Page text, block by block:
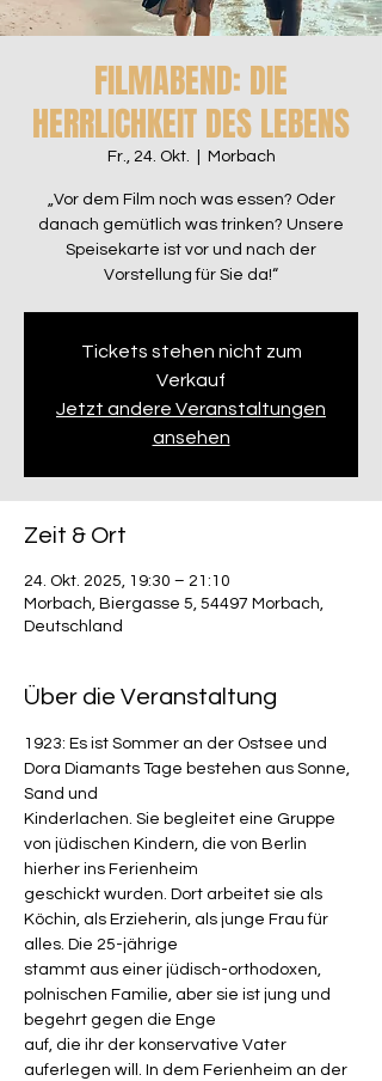
FILMABEND: DIE
HERRLICHKEIT DES LEBENS
Fr., 24. Okt. Morbach
„Vor dem Film noch was essen? Oder
danach gemütlich was trinken? Unsere
Speisekarte ist vor und nach der
Vorstellung für Sie da!“
Tickets stehen nicht zum
Verkauf
Jetzt andere Veranstaltungen
ansehen
Zeit & Ort
24. Okt. 2025, 19:30 – 21:10
Morbach, Biergasse 5, 54497 Morbach,
Deutschland
Über die Veranstaltung
1923: Es ist Sommer an der Ostsee und
Dora Diamants Tage bestehen aus Sonne,
Sand und
Kinderlachen. Sie begleitet eine Gruppe
von jüdischen Kindern, die von Berlin
hierher ins Ferienheim
geschickt wurden. Dort arbeitet sie als
Köchin, als Erzieherin, als junge Frau für
alles. Die 25-jährige
stammt aus einer jüdisch-orthodoxen,
polnischen Familie, aber sie ist jung und
begehrt gegen die Enge
auf, die ihr der konservative Vater
auferlegen will. In dem Ferienheim an der